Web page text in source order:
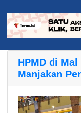
HPMD di
Manjakan